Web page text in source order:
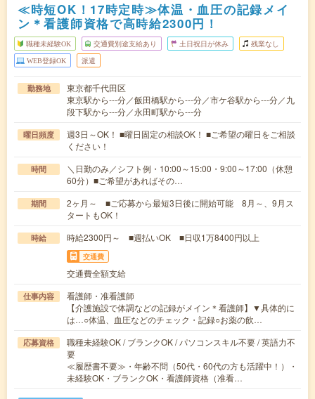
≪時短OK！17時定時≫体温・血圧の記録メイ
ン＊看護師資格で高時給2300円！
職種未経験OK 交通費別途支給あり 土日祝日が休み 残業なし
WEB登録OK 派遣
勤務地
東京都千代田区
東京駅から---分／飯田橋駅から---分／市ケ谷駅から---分／九
段下駅から---分／永田町駅から---分
曜日頻度
週3日～OK！ ■曜日固定の相談OK！ ■ご希望の曜日をご相談
ください！
時間
＼日勤のみ／シフト例・10:00～15:00・9:00～17:00（休憩
60分）■ご希望があればその…
期間
2ヶ月～ ■ご応募から最短3日後に開始可能 8月～、9月ス
タートもOK！
時給 時給2300円～ ■週払いOK ■日収1万8400円以上
交通費
交通費全額支給
仕事内容
看護師・准看護師
【介護施設で体調などの記録がメイン＊看護師】▼具体的に
は…○体温、血圧などのチェック・記録○お薬の飲…
応募資格
職種未経験OK / ブランクOK / パソコンスキル不要 / 英語力不
要
≪履歴書不要≫・年齢不問（50代・60代の方も活躍中！）・
未経験OK・ブランクOK・看護師資格（准看…